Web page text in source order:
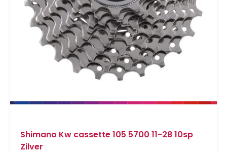
Shimano Kw cassette 105 5700 11-28 10sp
Zilver